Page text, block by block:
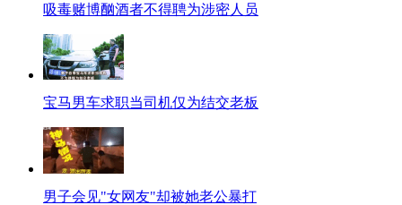
吸毒赌博酗酒者不得聘为涉密人员
宝马男车求职当司机仅为结交老板
男子会见"女网友"却被她老公暴打